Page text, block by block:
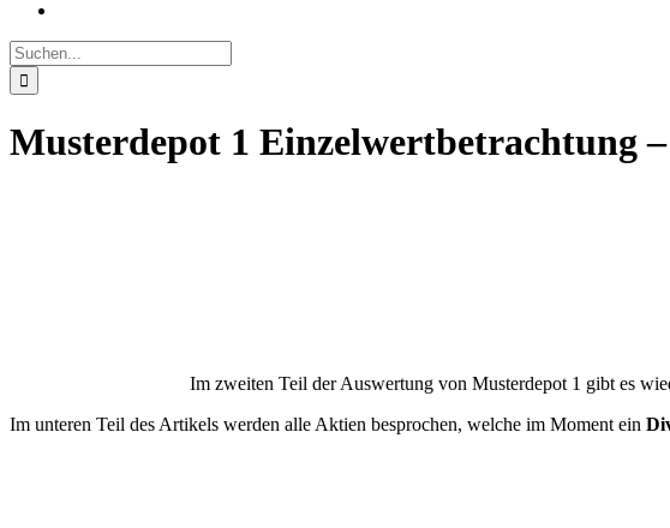
Suche
nach:
Musterdepot 1 Einzelwertbetrachtung
Im zweiten Teil der Auswertung von Musterdepot 1 gibt es
Im unteren Teil des Artikels werden alle Aktien besprochen, welche im Moment ein